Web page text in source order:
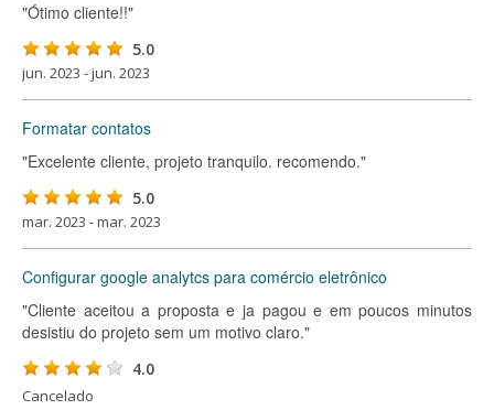
"Ótimo cliente!!"
5.0
jun. 2023 - jun. 2023
Formatar contatos
"Excelente cliente, projeto tranquilo. recomendo."
5.0
mar. 2023 - mar. 2023
Configurar google analytcs para comércio eletrônico
"Cliente aceitou a proposta e ja pagou e em poucos minutos
desistiu do projeto sem um motivo claro."
4.0
Cancelado